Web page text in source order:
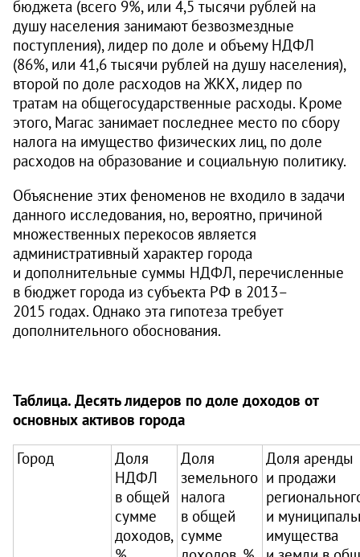
бюджета (всего 9%, или 4,5 тысячи рублей на
душу населения занимают безвозмездные
поступления), лидер по доле и объему НДФЛ
(86%, или 41,6 тысячи рублей на душу населения),
второй по доле расходов на ЖКХ, лидер по
тратам на общегосударственные расходы. Кроме
этого, Магас занимает последнее место по сбору
налога на имущество физических лиц, по доле
расходов на образование и социальную политику.
Объяснение этих феноменов не входило в задачи
данного исследования, но, вероятно, причиной
множественных перекосов является
административный характер города
и дополнительные суммы НДФЛ, перечисленные
в бюджет города из субъекта РФ в 2013–
2015 годах. Однако эта гипотеза требует
дополнительного обоснования.
Таблица. Десять лидеров по доле доходов от
основных активов города
Город
Доля
НДФЛ
в общей
сумме
доходов,
Доля
земельного
налога
в общей
сумме
Доля аренды
и продажи
и
имущества